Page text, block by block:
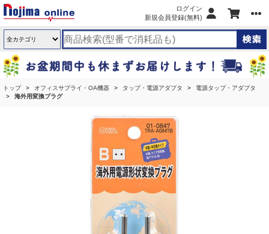
ログイン
新規会員登録(無料)
トップ オフィスサプライ・OA機器 タップ・電源アダプタ
電源タップ・アダプタ
海外用変換プラグ